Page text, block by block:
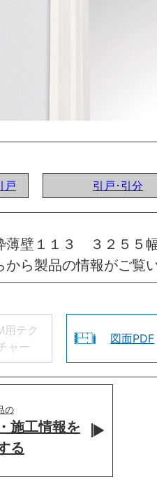
戸 引戸･引分
壁１１３ ３２５
ら製品の情報がご覧
用テク
ャー
図面PDF
の
施工情報を
る